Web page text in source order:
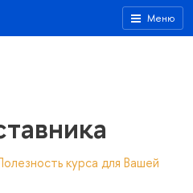
Меню
курса для Вашей